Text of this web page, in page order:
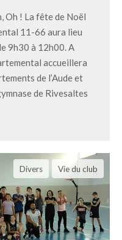
Oh ! La fête de Noël
11-66 aura lieu
9h30 à 12h00. A
accueillera
de l’Aude et
de Rivesaltes
Divers Vie du club